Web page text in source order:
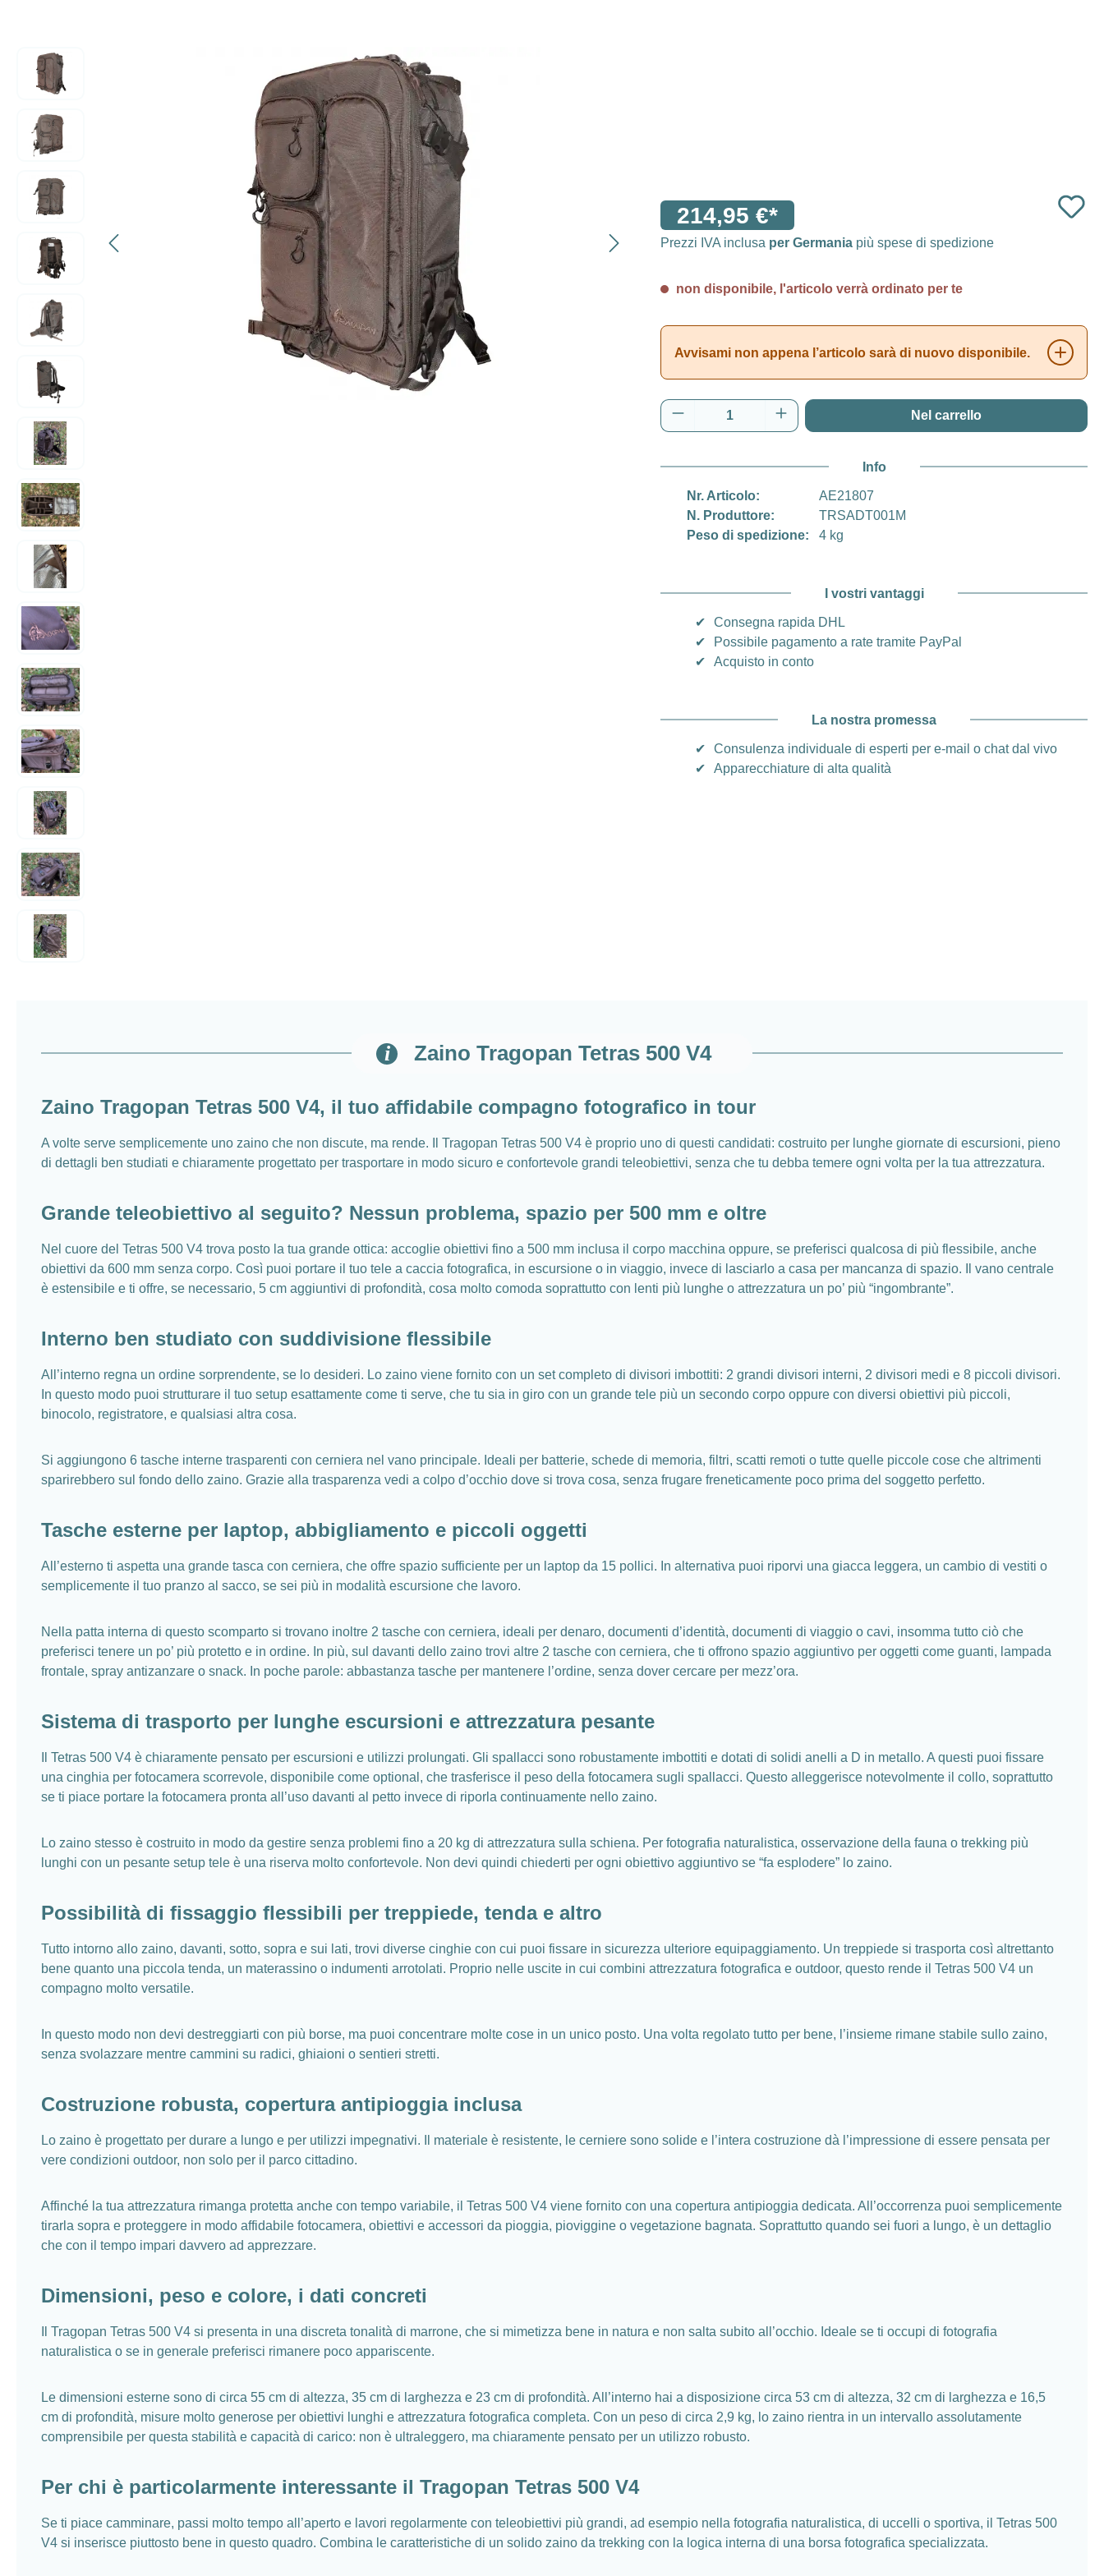
214,95 €*
Prezzi IVA inclusa per Germania più spese di spedizione
non disponibile, l'articolo verrà ordinato per te
Avvisami non appena l’articolo sarà di nuovo disponibile.
Quantità del prodotto: inserisci la quantità
Nel carrello
Info
Nr. Articolo:
AE21807
N. Produttore:
TRSADT001M
Peso di spedizione:
4 kg
I vostri vantaggi
✔
Consegna rapida DHL
✔
Possibile pagamento a rate tramite PayPal
✔
Acquisto in conto
La nostra promessa
✔
Consulenza individuale di esperti per e-mail o chat dal vivo
✔
Apparecchiature di alta qualità
Zaino Tragopan Tetras 500 V4
Zaino Tragopan Tetras 500 V4, il tuo affidabile compagno fotografico in tour
A volte serve semplicemente uno zaino che non discute, ma rende. Il Tragopan Tetras 500 V4 è proprio uno di questi candidati: costruito per lunghe giornate di escursioni, pieno
di dettagli ben studiati e chiaramente progettato per trasportare in modo sicuro e confortevole grandi teleobiettivi, senza che tu debba temere ogni volta per la tua attrezzatura.
Grande teleobiettivo al seguito? Nessun problema, spazio per 500 mm e oltre
Nel cuore del Tetras 500 V4 trova posto la tua grande ottica: accoglie obiettivi fino a 500 mm inclusa il corpo macchina oppure, se preferisci qualcosa di più flessibile, anche
obiettivi da 600 mm senza corpo. Così puoi portare il tuo tele a caccia fotografica, in escursione o in viaggio, invece di lasciarlo a casa per mancanza di spazio. Il vano centrale
è estensibile e ti offre, se necessario, 5 cm aggiuntivi di profondità, cosa molto comoda soprattutto con lenti più lunghe o attrezzatura un po’ più “ingombrante”.
Interno ben studiato con suddivisione flessibile
All’interno regna un ordine sorprendente, se lo desideri. Lo zaino viene fornito con un set completo di divisori imbottiti: 2 grandi divisori interni, 2 divisori medi e 8 piccoli divisori.
In questo modo puoi strutturare il tuo setup esattamente come ti serve, che tu sia in giro con un grande tele più un secondo corpo oppure con diversi obiettivi più piccoli,
binocolo, registratore, e qualsiasi altra cosa.
Si aggiungono 6 tasche interne trasparenti con cerniera nel vano principale. Ideali per batterie, schede di memoria, filtri, scatti remoti o tutte quelle piccole cose che altrimenti
sparirebbero sul fondo dello zaino. Grazie alla trasparenza vedi a colpo d’occhio dove si trova cosa, senza frugare freneticamente poco prima del soggetto perfetto.
Tasche esterne per laptop, abbigliamento e piccoli oggetti
All’esterno ti aspetta una grande tasca con cerniera, che offre spazio sufficiente per un laptop da 15 pollici. In alternativa puoi riporvi una giacca leggera, un cambio di vestiti o
semplicemente il tuo pranzo al sacco, se sei più in modalità escursione che lavoro.
Nella patta interna di questo scomparto si trovano inoltre 2 tasche con cerniera, ideali per denaro, documenti d’identità, documenti di viaggio o cavi, insomma tutto ciò che
preferisci tenere un po’ più protetto e in ordine. In più, sul davanti dello zaino trovi altre 2 tasche con cerniera, che ti offrono spazio aggiuntivo per oggetti come guanti, lampada
frontale, spray antizanzare o snack. In poche parole: abbastanza tasche per mantenere l’ordine, senza dover cercare per mezz’ora.
Sistema di trasporto per lunghe escursioni e attrezzatura pesante
Il Tetras 500 V4 è chiaramente pensato per escursioni e utilizzi prolungati. Gli spallacci sono robustamente imbottiti e dotati di solidi anelli a D in metallo. A questi puoi fissare
una cinghia per fotocamera scorrevole, disponibile come optional, che trasferisce il peso della fotocamera sugli spallacci. Questo alleggerisce notevolmente il collo, soprattutto
se ti piace portare la fotocamera pronta all’uso davanti al petto invece di riporla continuamente nello zaino.
Lo zaino stesso è costruito in modo da gestire senza problemi fino a 20 kg di attrezzatura sulla schiena. Per fotografia naturalistica, osservazione della fauna o trekking più
lunghi con un pesante setup tele è una riserva molto confortevole. Non devi quindi chiederti per ogni obiettivo aggiuntivo se “fa esplodere” lo zaino.
Possibilità di fissaggio flessibili per treppiede, tenda e altro
Tutto intorno allo zaino, davanti, sotto, sopra e sui lati, trovi diverse cinghie con cui puoi fissare in sicurezza ulteriore equipaggiamento. Un treppiede si trasporta così altrettanto
bene quanto una piccola tenda, un materassino o indumenti arrotolati. Proprio nelle uscite in cui combini attrezzatura fotografica e outdoor, questo rende il Tetras 500 V4 un
compagno molto versatile.
In questo modo non devi destreggiarti con più borse, ma puoi concentrare molte cose in un unico posto. Una volta regolato tutto per bene, l’insieme rimane stabile sullo zaino,
senza svolazzare mentre cammini su radici, ghiaioni o sentieri stretti.
Costruzione robusta, copertura antipioggia inclusa
Lo zaino è progettato per durare a lungo e per utilizzi impegnativi. Il materiale è resistente, le cerniere sono solide e l’intera costruzione dà l’impressione di essere pensata per
vere condizioni outdoor, non solo per il parco cittadino.
Affinché la tua attrezzatura rimanga protetta anche con tempo variabile, il Tetras 500 V4 viene fornito con una copertura antipioggia dedicata. All’occorrenza puoi semplicemente
tirarla sopra e proteggere in modo affidabile fotocamera, obiettivi e accessori da pioggia, pioviggine o vegetazione bagnata. Soprattutto quando sei fuori a lungo, è un dettaglio
che con il tempo impari davvero ad apprezzare.
Dimensioni, peso e colore, i dati concreti
Il Tragopan Tetras 500 V4 si presenta in una discreta tonalità di marrone, che si mimetizza bene in natura e non salta subito all’occhio. Ideale se ti occupi di fotografia
naturalistica o se in generale preferisci rimanere poco appariscente.
Le dimensioni esterne sono di circa 55 cm di altezza, 35 cm di larghezza e 23 cm di profondità. All’interno hai a disposizione circa 53 cm di altezza, 32 cm di larghezza e 16,5
cm di profondità, misure molto generose per obiettivi lunghi e attrezzatura fotografica completa. Con un peso di circa 2,9 kg, lo zaino rientra in un intervallo assolutamente
comprensibile per questa stabilità e capacità di carico: non è ultraleggero, ma chiaramente pensato per un utilizzo robusto.
Per chi è particolarmente interessante il Tragopan Tetras 500 V4
Se ti piace camminare, passi molto tempo all’aperto e lavori regolarmente con teleobiettivi più grandi, ad esempio nella fotografia naturalistica, di uccelli o sportiva, il Tetras 500
V4 si inserisce piuttosto bene in questo quadro. Combina le caratteristiche di un solido zaino da trekking con la logica interna di una borsa fotografica specializzata.